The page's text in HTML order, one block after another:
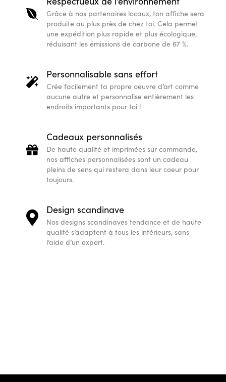
Grâce à nos partenaires locaux, ton affiche sera
produite au plus près de chez toi. Cela permet
une expédition plus rapide et plus écologique,
réduisant les émissions de carbone de 67 %.
Personnalisable sans effort
Crée facilement ta propre oeuvre d’art comme
aucune autre et personnalise entièrement les
endroits importants pour toi !
Cadeaux personnalisés
De haute qualité et imprimées sur commande,
nos affiches personnalisées sont un cadeau
pleins de sens qui restera dans leur coeur pour
toujours.
Design scandinave
Nos designs scandinaves tendance et de haute
qualité s’adaptent à tous les intérieurs, sans
l’aide d’un expert.